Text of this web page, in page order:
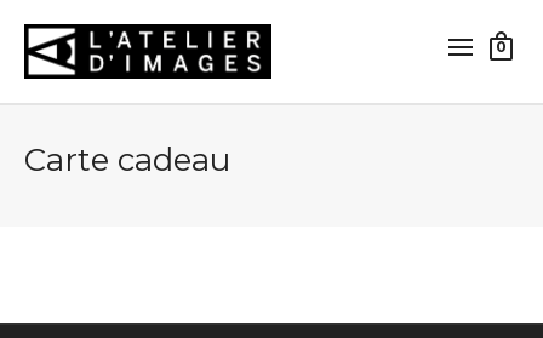
0
Carte cadeau